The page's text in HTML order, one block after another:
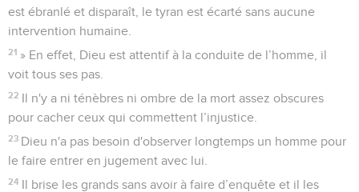
est ébranlé et disparaît, le tyran est écarté sans aucune
intervention humaine.
21 » En effet, Dieu est attentif à la conduite de l’homme, il
voit tous ses pas.
22 Il n'y a ni ténèbres ni ombre de la mort assez obscures
pour cacher ceux qui commettent l’injustice.
23 Dieu n'a pas besoin d'observer longtemps un homme pour
le faire entrer en jugement avec lui.
24 Il brise les grands sans avoir à faire d’enquête et il les